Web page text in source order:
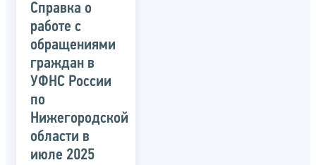
Справка о
работе с
обращениями
граждан в
УФНС России
по
Нижегородской
области в
июле 2025